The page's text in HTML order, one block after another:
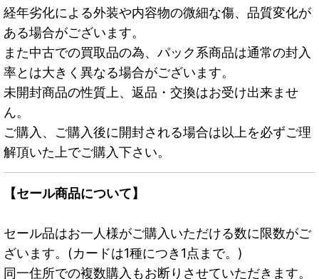
経年劣化による外装や内容物の微細な傷、品質変化が
ある場合がございます。
また中古での買取品の為、パック系商品は通常の封入
率とは大きく異なる場合がございます。
未開封商品の性質上、返品・交換はお受け出来ませ
ん。
ご購入、ご購入後に開封される場合は以上を必ずご理
解頂いた上でご購入下さい。
【セール商品について】
セール品はお一人様がご購入いただける数に限数がご
ざいます。(カードは1種につき1点まで。)
同一住所での複数購入もお断りさせていただきます。